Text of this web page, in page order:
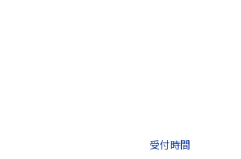
受付時間